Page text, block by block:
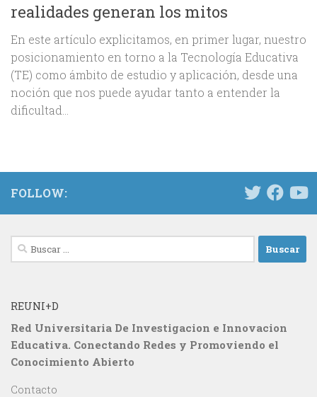
realidades generan los mitos
En este artículo explicitamos, en primer lugar, nuestro
posicionamiento en torno a la Tecnología Educativa
(TE) como ámbito de estudio y aplicación, desde una
noción que nos puede ayudar tanto a entender la
dificultad...
FOLLOW:
Buscar:
REUNI+D
Red Universitaria De Investigacion e Innovacion
Educativa. Conectando Redes y Promoviendo el
Conocimiento Abierto
Contacto